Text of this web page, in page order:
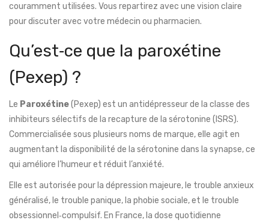
couramment utilisées. Vous repartirez avec une vision claire
pour discuter avec votre médecin ou pharmacien.
Qu’est‑ce que la paroxétine
(Pexep) ?
Le Paroxétine(Pexep) est un antidépresseur de la classe des
inhibiteurs sélectifs de la recapture de la sérotonine (ISRS).
Commercialisée sous plusieurs noms de marque, elle agit en
augmentant la disponibilité de la sérotonine dans la synapse, ce
qui améliore l’humeur et réduit l’anxiété.
Elle est autorisée pour la dépression majeure, le trouble anxieux
généralisé, le trouble panique, la phobie sociale, et le trouble
obsessionnel‑compulsif. En France, la dose quotidienne